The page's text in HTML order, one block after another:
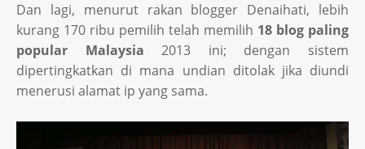
Dan lagi, menurut rakan blogger Denaihati, lebih
kurang 170 ribu pemilih telah memilih 18 blog paling
popular Malaysia 2013 ini; dengan sistem
dipertingkatkan di mana undian ditolak jika diundi
menerusi alamat ip yang sama.